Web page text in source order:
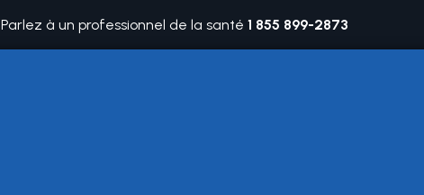
Parlez à un professionnel de la santé1 855 899-2873